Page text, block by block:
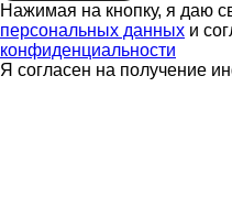
Нажимая на кнопку, я даю
персональных данных и
конфиденциальности
Я согласен на получение